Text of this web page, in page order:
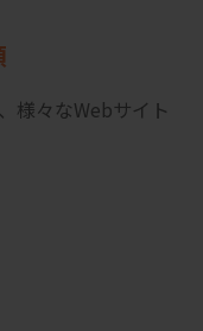
様々なWebサイト